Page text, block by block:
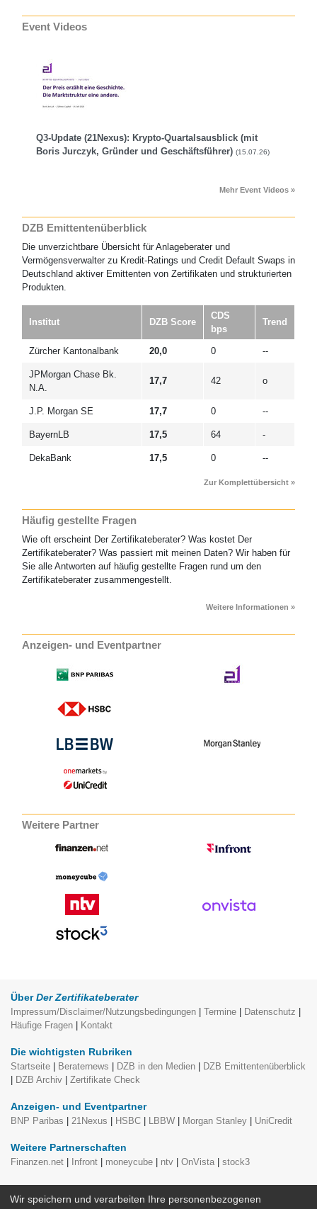
Event Videos
Q3-Update (21Nexus): Krypto-Quartalsausblick (mit
Boris Jurczyk, Gründer und Geschäftsführer) (15.07.26)
Mehr Event Videos »
DZB Emittentenüberblick
Die unverzichtbare Übersicht für Anlageberater und
Vermögensverwalter zu Kredit-Ratings und Credit Default Swaps in
Deutschland aktiver Emittenten von Zertifikaten und strukturierten
Produkten.
Institut DZB Score
CDS
bps
Trend
Zürcher Kantonalbank 20,0 0 --
JPMorgan Chase Bk.
N.A.
17,7 42 o
J.P. Morgan SE 17,7 0 --
BayernLB 17,5 64 -
DekaBank 17,5 0 --
Zur Komplettübersicht »
Häufig gestellte Fragen
Wie oft erscheint Der Zertifikateberater? Was kostet Der
Zertifikateberater? Was passiert mit meinen Daten? Wir haben für
Sie alle Antworten auf häufig gestellte Fragen rund um den
Zertifikateberater zusammengestellt.
Weitere Informationen »
Anzeigen- und Eventpartner
Weitere Partner
Über Der Zertifikateberater
Impressum/Disclaimer/Nutzungsbedingungen
Termine Datenschutz
Häufige Fragen
Kontakt
Die wichtigsten Rubriken
Startseite
Beraternews DZB in den Medien
DZB Emittentenüberblick
DZB Archiv Zertifikate Check
Anzeigen- und Eventpartner
BNP Paribas
21Nexus HSBC LBBW Morgan Stanley UniCredit
Weitere Partnerschaften
Finanzen.net
Infront moneycube ntv OnVista stock3
Zertifikateberater
Wir speichern und verarbeiten Ihre personenbezogenen